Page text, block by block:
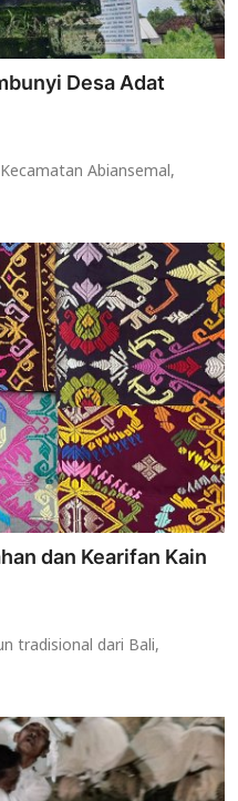
Desa Adat
Abiansemal,
dan Kearifan Kain
tradisional dari Bali,